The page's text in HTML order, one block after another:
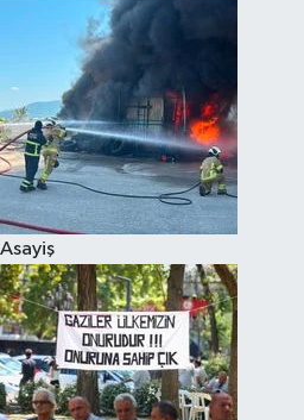
Asayiş
Kim kimdir?
Kültür Sanat
Sağlık
Siyaset
Teknoloji
Televizyon
Yaşam-Çevre